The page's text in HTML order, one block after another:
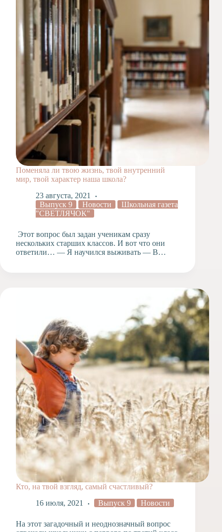
Художественная
студия
Музыкальное
отделение
Психологическая
Служба
Тьюторская
служба
Поменяла ли твою жизнь, твой внутренний
мир, твой характер наша школа?
23 августа, 2021
Выпуск 9
Новости
Школьная газета
"СВЕТЛЯЧОК"
Этот вопрос был задан ученикам сразу
нескольких старших классов. И вот что они
ответили… — Я научился выживать — В…
Кто, на твой взгляд, самый счастливый?
16 июля, 2021
Выпуск 9 Новости
На этот загадочный и неоднозначный вопрос